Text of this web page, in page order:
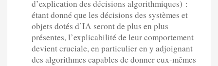
d’explication des décisions algorithmiques) :
étant donné que les décisions des systèmes et
objets dotés d’IA seront de plus en plus
présentes, l’explicabilité de leur comportement
devient cruciale, en particulier en y adjoignant
des algorithmes capables de donner eux-mêmes